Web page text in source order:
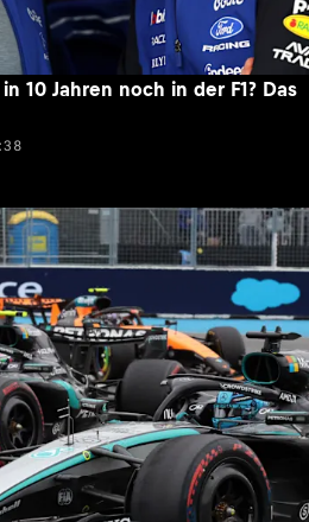
10 Jahren noch in der F1? Das